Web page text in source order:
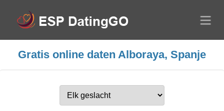
Gratis online daten Alboraya, Spanje